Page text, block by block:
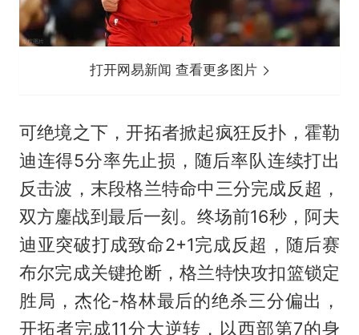
打开网易新闻 查看更多图片
可绝境之下，开拓者掀起疯狂反扑，霍勒
迪连得5分率先止损，随后率队连续打出
反击波，末段格兰特命中三分完成反超，
双方鏖战到最后一刻。终场前16秒，阿夫
迪亚突破打成致命2+1完成反超，随后赛
布尔完成关键抢断，格兰特快攻扣篮锁定
胜局，杰伦-格林最后的绝杀三分偏出，
开拓者完成11分大逆转，以西部第7的身